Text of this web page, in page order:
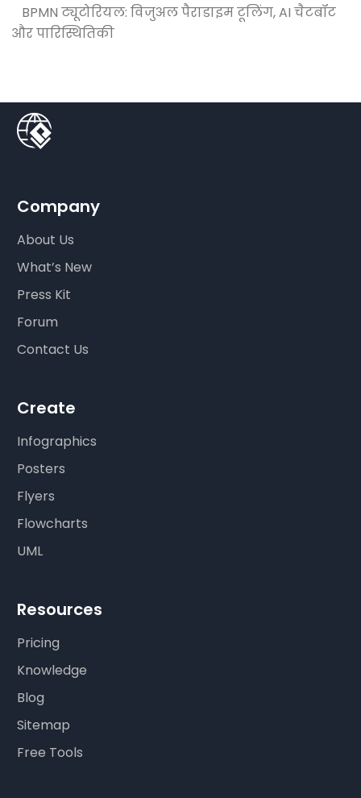
BPMN ट्यूटोरियल: विजुअल पैराडाइम टूलिंग, AI चैटबॉट
और पारिस्थितिकी
Company
About Us
What’s New
Press Kit
Forum
Contact Us
Create
Infographics
Posters
Flyers
Flowcharts
UML
Resources
Pricing
Knowledge
Blog
Sitemap
Free Tools